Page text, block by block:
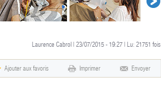
Laurence Cabrol | 23/07/2015 - 19:27 | Lu: 21751 fois
Ajouter aux favoris Imprimer Envoyer